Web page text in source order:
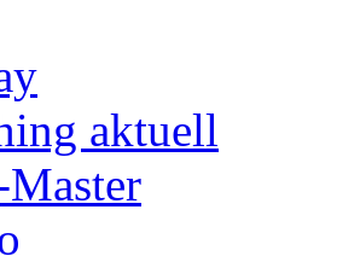
aktuell